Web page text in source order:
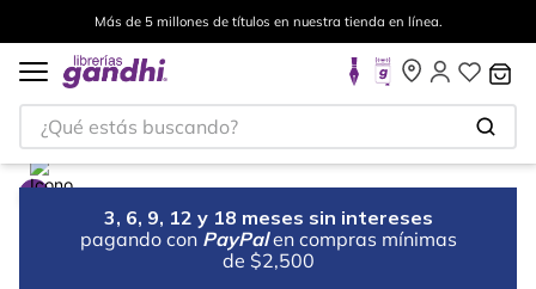
Más de 5 millones de títulos en nuestra tienda en línea.
¿Qué estás buscando?
3, 6, 9, 12 y 18 meses sin intereses
pagando con PayPal en compras mínimas
de $2,500